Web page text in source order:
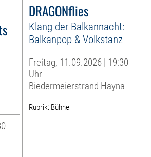
DRAGONflies
Klang der Balkannacht:
Balkanpop & Volkstanz
Freitag, 11.09.2026 | 19:30
Uhr
Biedermeierstrand Hayna
Rubrik: Bühne